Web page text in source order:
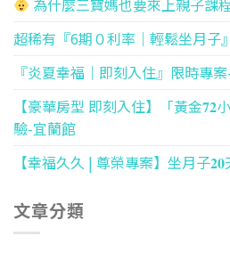
為什麼三寶媽也要來上親子課
超稀有『6期０利率｜輕鬆坐月子
『炎夏幸福｜即刻入住』限時專
【豪華房型 即刻入住】「黃金𝟕𝟐
驗-宜蘭館
【幸福久久 | 尊榮專案】坐月子
文章分類